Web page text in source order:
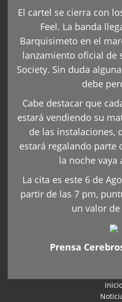
El cartel se cierra con
Feel. La banda
Barquisimeto en el
lanzamiento oficial de
Society. Sin duda
debe
Cabe destacar que
estará vendiendo su
de las instalaciones,
estará regalando
la noche vaya
La cita es este 6 de
partir de las 7 pm,
un valor de
Prensa